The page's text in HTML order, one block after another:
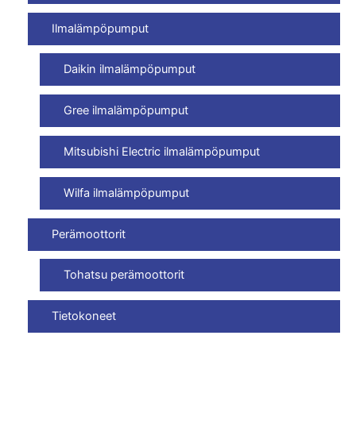
Ilmalämpöpumput
Daikin ilmalämpöpumput
Gree ilmalämpöpumput
Mitsubishi Electric ilmalämpöpumput
Wilfa ilmalämpöpumput
Perämoottorit
Tohatsu perämoottorit
Tietokoneet